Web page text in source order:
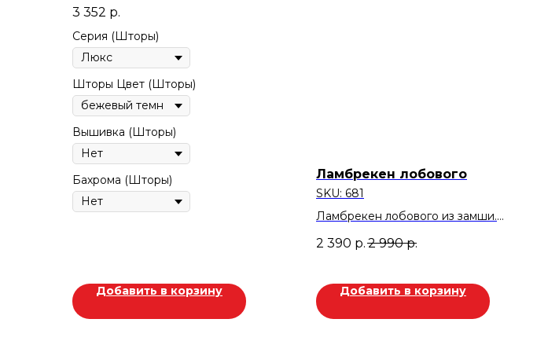
3 352 р.
Серия (Шторы)
Шторы Цвет (Шторы)
Вышивка (Шторы)
Бахрома (Шторы)
Добавить в корзину
Ламбрекен лобового
SKU: 681
Ламбрекен лобового из замши.
Скидка 600 руб.
2 390 р. 2 990 р.
Добавить в корзину